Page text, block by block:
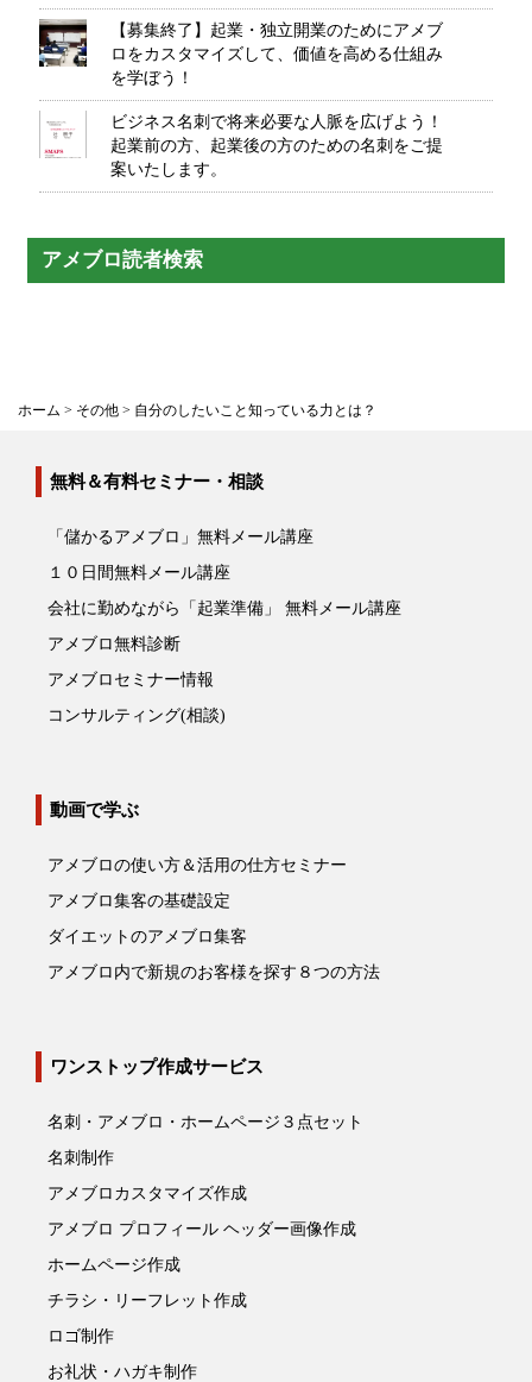
【募集終了】起業・独立開業のためにアメブ
ロをカスタマイズして、価値を高める仕組み
を学ぼう！
ビジネス名刺で将来必要な人脈を広げよう！
起業前の方、起業後の方のための名刺をご提
案いたします。
アメブロ読者検索
ホーム > その他 > 自分のしたいこと知っている力とは？
無料＆有料セミナー・相談
「儲かるアメブロ」無料メール講座
１０日間無料メール講座
会社に勤めながら「起業準備」 無料メール講座
アメブロ無料診断
アメブロセミナー情報
コンサルティング(相談)
動画で学ぶ
アメブロの使い方＆活用の仕方セミナー
アメブロ集客の基礎設定
ダイエットのアメブロ集客
アメブロ内で新規のお客様を探す８つの方法
ワンストップ作成サービス
名刺・アメブロ・ホームページ３点セット
名刺制作
アメブロカスタマイズ作成
アメブロ プロフィール ヘッダー画像作成
ホームページ作成
チラシ・リーフレット作成
ロゴ制作
お礼状・ハガキ制作